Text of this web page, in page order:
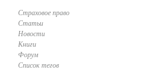
Страховое право
Статьи
Новости
Книги
Форум
Список тегов